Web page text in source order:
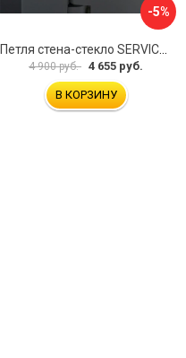
-5%
4 900 руб. 4 655 руб.
В КОРЗИНУ